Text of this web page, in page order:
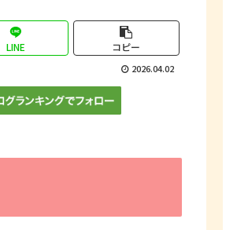
LINE コピー
2026.04.02